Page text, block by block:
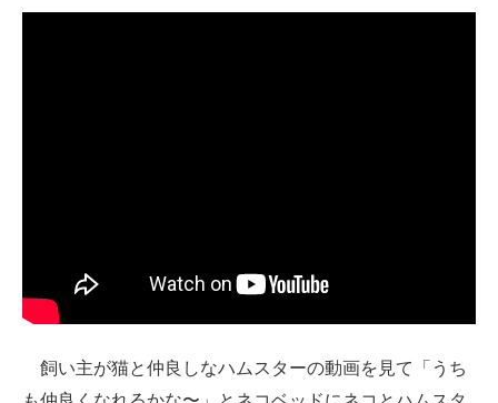
マーケ×ITの今がよく分かる
ITエンジニア向け専門サイト
飼い主が猫と仲良しなハムスターの動画を見て「うち